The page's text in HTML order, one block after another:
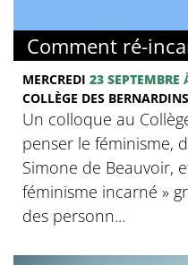
Comment ré-
MERCREDI 23 SEPTEMBRE
COLLÈGE DES BERNARDINS
Un colloque au
penser le féminisme,
Simone de Beauvoir,
féminisme incarné »
des personn...